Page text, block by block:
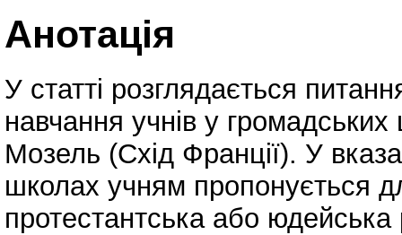
Анотація
У статті розглядається
навчання учнів у
Мозель (Схід Франції). У
школах учням пропонується
протестантська або юдейська